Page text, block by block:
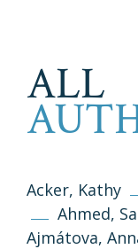
ALL
Acker, Kathy
Ahmed,
Ajmátova,